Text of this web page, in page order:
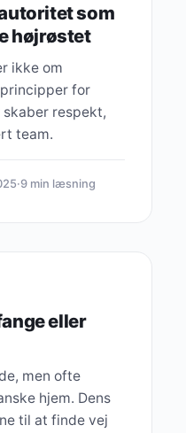
som
højrøstet
ikke om
for
respekt,
team.
·9 min læsning
eller
men ofte
hjem. Dens
til at finde vej